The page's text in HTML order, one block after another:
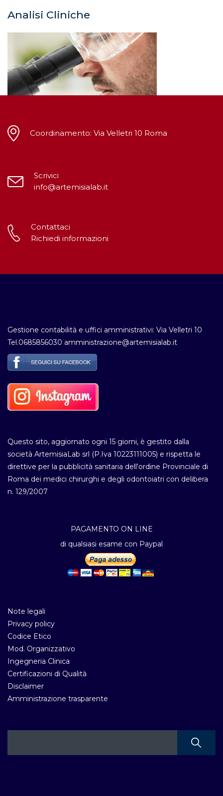
Analisi Cliniche
Coordinamento: Via Velletri 10 Roma
Scrivici
info@artemisialab.it
Contattaci
Richiedi informazioni
Gestione contabilità e uffici amministrativi: Via Velletri 10
Tel.0685856030 amministrazione@artemisialab.it
Questo sito, aggiornato ogni 15 giorni, è gestito dalla
società ArtemisiaLab srl (P.Iva 10223111005) e rispetta le
direttive per la pubblicità sanitaria dell'ordine Provinciale di
Roma dei medici chirurghi e degli odontoiatri con delibera
n. 129/2007
PAGAMENTO ON LINE
di qualsiasi esame con Paypal
Note legali
Privacy policy
Codice Etico
Mod. Organizzativo
Ingegneria Clinica
Certificazioni di Qualità
Disclaimer
Amministrazione trasparente